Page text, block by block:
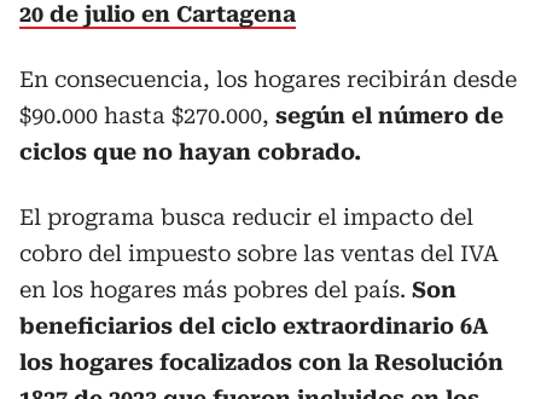
20 de julio en Cartagena
En consecuencia, los hogares recibirán desde
$90.000 hasta $270.000, según el número de
ciclos que no hayan cobrado.
El programa busca reducir el impacto del
cobro del impuesto sobre las ventas del IVA
en los hogares más pobres del país. Son
beneficiarios del ciclo extraordinario 6A
los hogares focalizados con la Resolución